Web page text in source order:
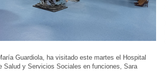
Guardiola, ha visitado este martes el Hospital
Salud y Servicios Sociales en funciones, Sara